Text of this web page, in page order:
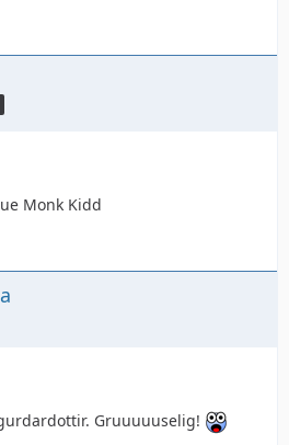
Monk Kidd
Gruuuuuselig!